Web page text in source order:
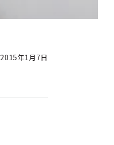
2015年1月7日